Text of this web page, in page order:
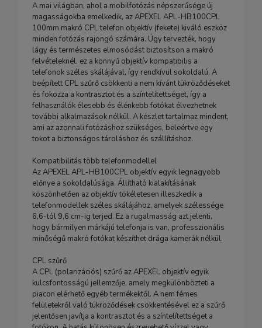
A mai világban, ahol a mobilfotózás népszerűsége új
magasságokba emelkedik, az APEXEL APL-HB100CPL
100mm makró CPL telefon objektív (fekete) kiváló eszköz
minden fotózás rajongó számára. Úgy tervezték, hogy
lágy és természetes elmosódást biztosítson a makró
felvételeknél, ez a könnyű objektív kompatibilis a
telefonok széles skálájával, így rendkívül sokoldalú. A
beépített CPL szűrő csökkenti a nem kívánt tükröződéseket
és fokozza a kontrasztot és a színtelítettséget, így a
felhasználók élesebb és élénkebb fotókat élvezhetnek
további alkalmazások nélkül. A készlet tartalmaz mindent,
ami az azonnali fotózáshoz szükséges, beleértve egy
tokot a biztonságos tároláshoz és szállításhoz.
Kompatibilitás több telefonmodellel
Az APEXEL APL-HB100CPL objektív egyik legnagyobb
előnye a sokoldalúsága. Állítható kialakításának
köszönhetően az objektív tökéletesen illeszkedik a
telefonmodellek széles skálájához, amelyek szélessége
6,6-tól 9,6 cm-ig terjed. Ez a rugalmasság azt jelenti,
hogy bármilyen márkájú telefonja is van, professzionális
minőségű makró fotókat készíthet drága kamerák nélkül.
CPL szűrő
A CPL (polarizációs) szűrő az APEXEL objektív egyik
kulcsfontosságú jellemzője, amely megkülönbözteti a
piacon elérhető egyéb termékektől. A nem fémes
felületekről való tükröződések csökkentésével ez a szűrő
jelentősen javítja a kontrasztot és a színtelítettséget a